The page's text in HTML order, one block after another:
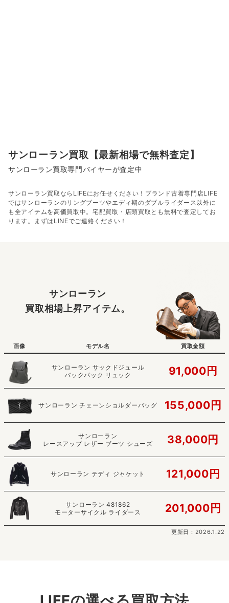
サンローラン買取【最新相場で無料査定】
サンローラン買取専門バイヤーが査定中
サンローラン買取ならLIFEにお任せください！ブランド古着専門店LIFE
ではサンローランのリングブーツやエディ期のダブルライダース以外に
も全アイテムを高価買取中。宅配買取・店頭買取とも無料で査定してお
ります。まずはLINEでご連絡ください！
サンローラン
買取相場上昇アイテム。
画像 モデル名 買取金額
サンローラン サックドジュール
バックパック リュック
91,000円
サンローラン チェーンショルダーバッグ 155,000円
サンローラン
レースアップ レザー ブーツ シューズ
38,000円
サンローラン テディ ジャケット 121,000円
サンローラン 481862
モーターサイクル ライダース
201,000円
更新日：2026.1.22